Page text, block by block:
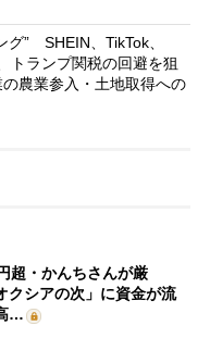
グ” SHEIN、TikTok、
トランプ関税の回避を狙
農業参入・土地取得への
超・かんちさんが厳
クシアの次」に資金が流
…